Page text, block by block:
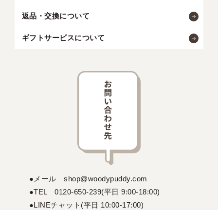
返品・交換について
ギフトサービスについて
●メール shop@woodypuddy.com
●TEL 0120-650-239(平日 9:00-18:00)
●LINEチャット(平日 10:00-17:00)